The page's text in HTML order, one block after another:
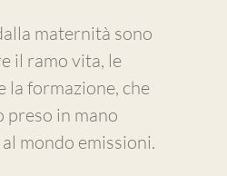
maternità sono
il ramo vita, le
la formazione, che
preso in mano
mondo emissioni.